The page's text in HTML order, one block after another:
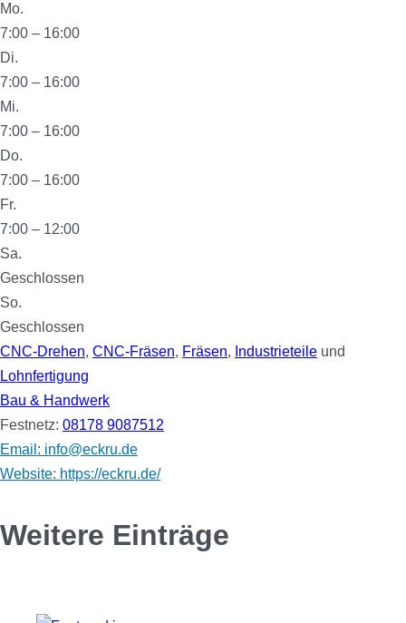
Mo.
7:00 – 16:00
Di.
7:00 – 16:00
Mi.
7:00 – 16:00
Do.
7:00 – 16:00
Fr.
7:00 – 12:00
Sa.
Geschlossen
So.
Geschlossen
CNC-Drehen, CNC-Fräsen, Fräsen, Industrieteile und
Lohnfertigung
Bau & Handwerk
Festnetz: 08178 9087512
Email: info@eckru.de
Website: https://eckru.de/
Weitere Einträge